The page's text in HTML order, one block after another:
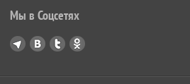
Мы в Соцсетях